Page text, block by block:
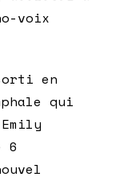
voix
en
qui
6